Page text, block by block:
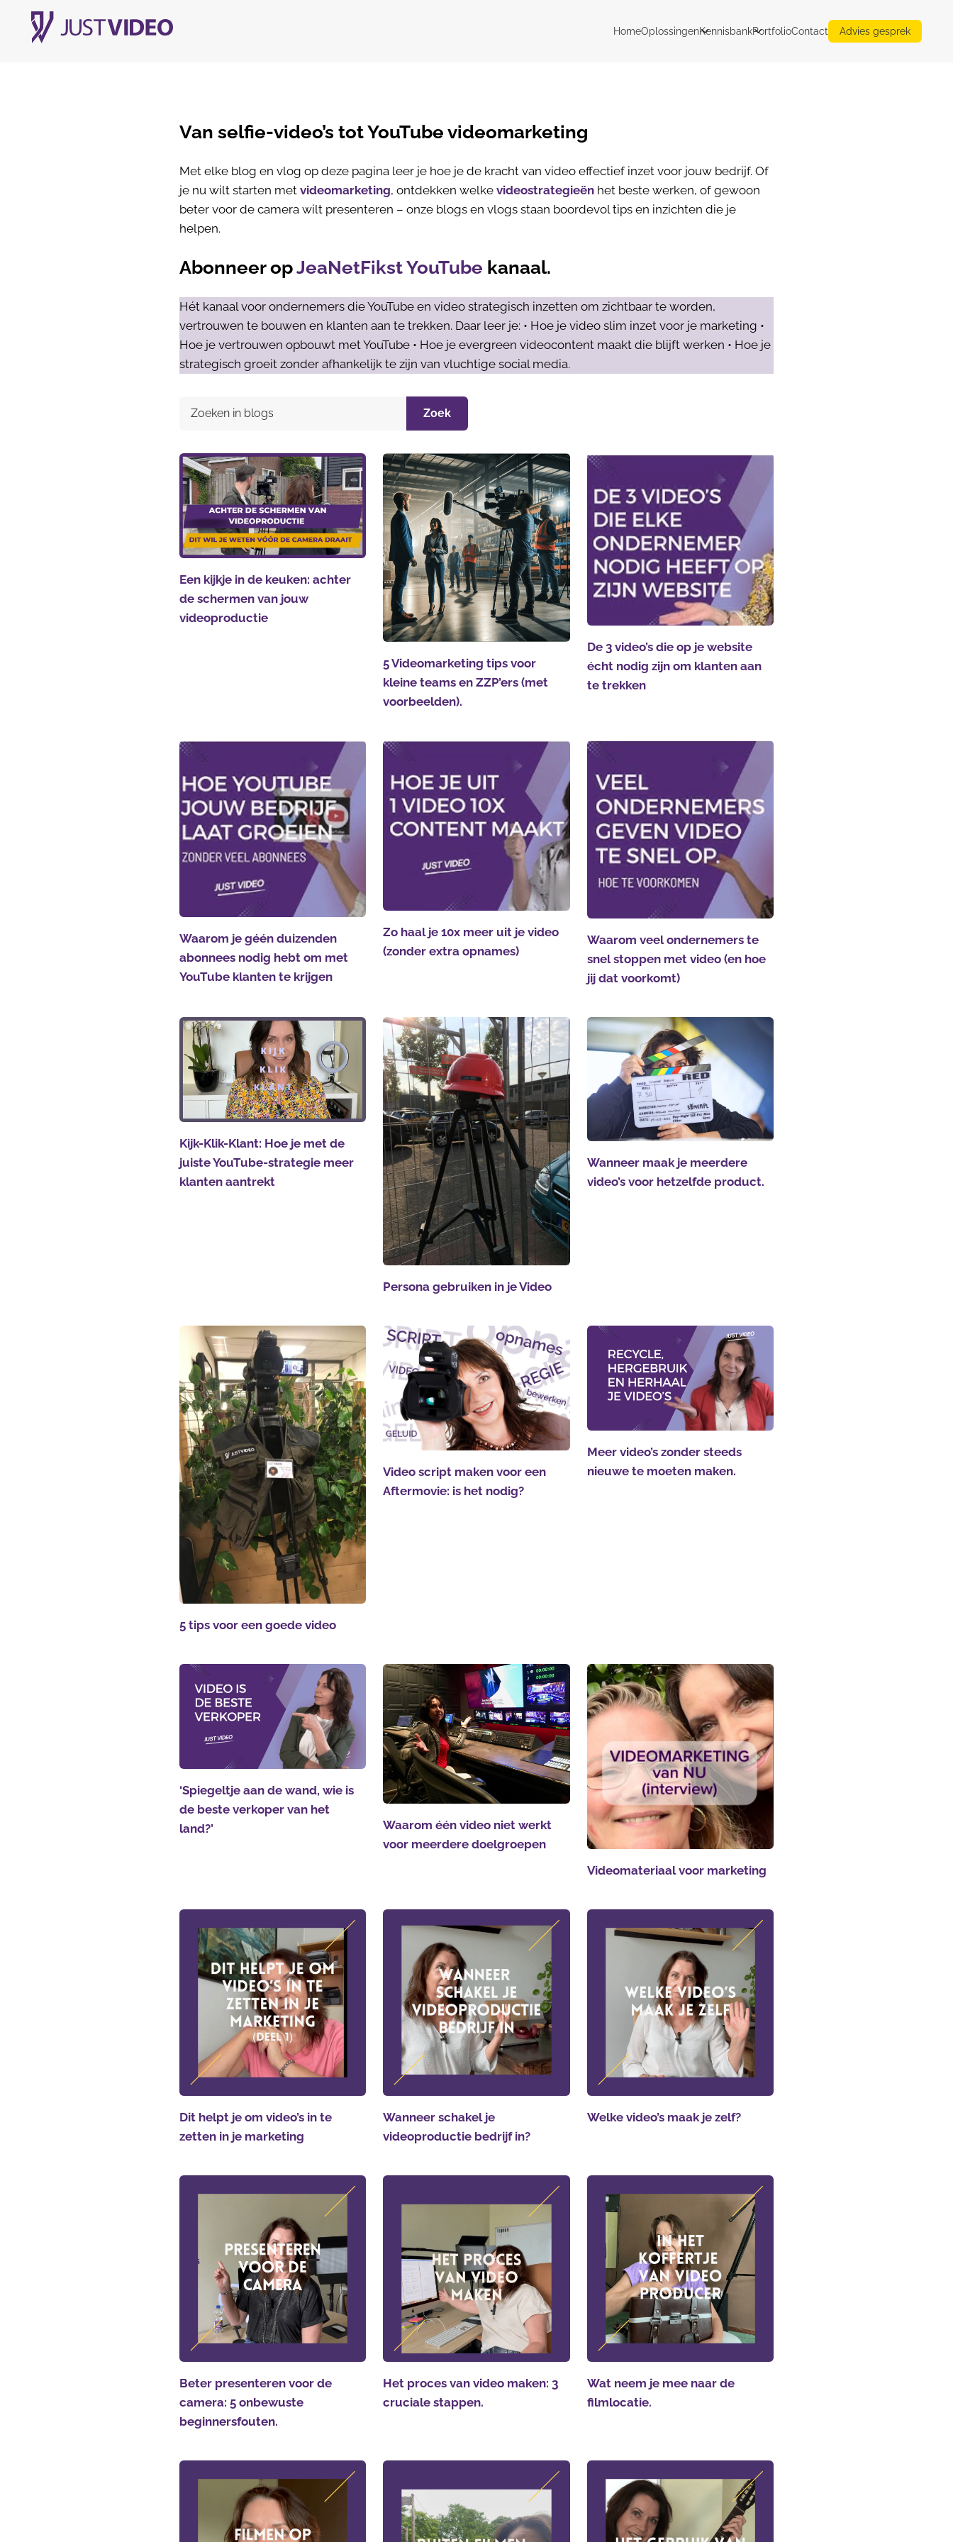
HomeOplossingenKennisbankPortfolioContact Advies gesprek
Van selfie-video’s tot YouTube videomarketing
Met elke blog en vlog op deze pagina leer je hoe je de kracht van video effectief inzet voor jouw bedrijf. Of
je nu wilt starten metvideomarketing, ontdekken welkevideostrategieën het beste werken, of gewoon
beter voor de camera wilt presenteren – onze blogs en vlogs staan boordevol tips en inzichten die je
helpen.
Abonneer opJeaNetFikst YouTube kanaal.
Hét kanaal voor ondernemers die YouTube en video strategisch inzetten om zichtbaar te worden,
vertrouwen te bouwen en klanten aan te trekken. Daar leer je: • Hoe je video slim inzet voor je marketing •
Hoe je vertrouwen opbouwt met YouTube • Hoe je evergreen videocontent maakt die blijft werken • Hoe je
strategisch groeit zonder afhankelijk te zijn van vluchtige social media.
Zoek
Een kijkje in de keuken: achter
de schermen van jouw
videoproductie
5 Videomarketing tips voor
kleine teams en ZZP’ers (met
voorbeelden).
De 3 video’s die op je website
écht nodig zijn om klanten aan
te trekken
Waarom je géén duizenden
abonnees nodig hebt om met
YouTube klanten te krijgen
Zo haal je 10x meer uit je video
(zonder extra opnames)
Waarom veel ondernemers te
snel stoppen met video (en hoe
jij dat voorkomt)
Kijk-Klik-Klant: Hoe je met de
juiste YouTube-strategie meer
klanten aantrekt
Persona gebruiken in je Video
Wanneer maak je meerdere
video’s voor hetzelfde product.
5 tips voor een goede video
Video script maken voor een
Aftermovie: is het nodig?
Meer video’s zonder steeds
nieuwe te moeten maken.
‘Spiegeltje aan de wand, wie is
de beste verkoper van het
land?’
Waarom één video niet werkt
voor meerdere doelgroepen
Videomateriaal voor marketing
Dit helpt je om video’s in te
zetten in je marketing
Wanneer schakel je
videoproductie bedrijf in?
Welke video’s maak je zelf?
Beter presenteren voor de
camera: 5 onbewuste
beginnersfouten.
Het proces van video maken: 3
cruciale stappen.
Wat neem je mee naar de
filmlocatie.